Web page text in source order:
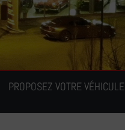
PROPOSEZ VOTRE VÉHICULE